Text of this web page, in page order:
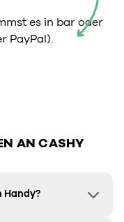
es in bar oder
PayPal).
AN CASHY
Handy?